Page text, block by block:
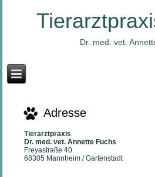
Dr. med. vet.
Adresse
Tierarztpraxis
Dr. med. vet. Annette Fuchs
Freyastraße 40
68305 Mannheim / Gartenstadt